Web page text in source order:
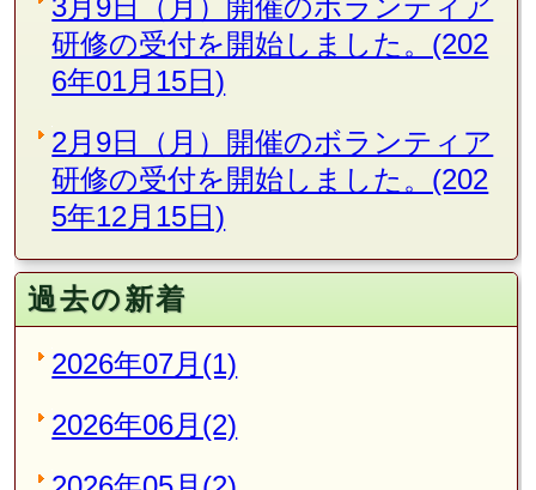
研修の受付を開始しました。(202
6年01月15日)
2月9日（月）開催のボランティア
研修の受付を開始しました。(202
5年12月15日)
過去の新着
2026年07月(1)
2026年06月(2)